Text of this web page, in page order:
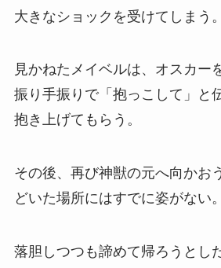
大きなショックを受けてしまう。
見かねたメイベルは、オスカー
振り手振りで「抱っこして」と
抱き上げてもらう。
その後、再び神獣の元へ向かお
どいた場所にはすでに姿がない。
落胆しつつも諦めて帰ろうとし